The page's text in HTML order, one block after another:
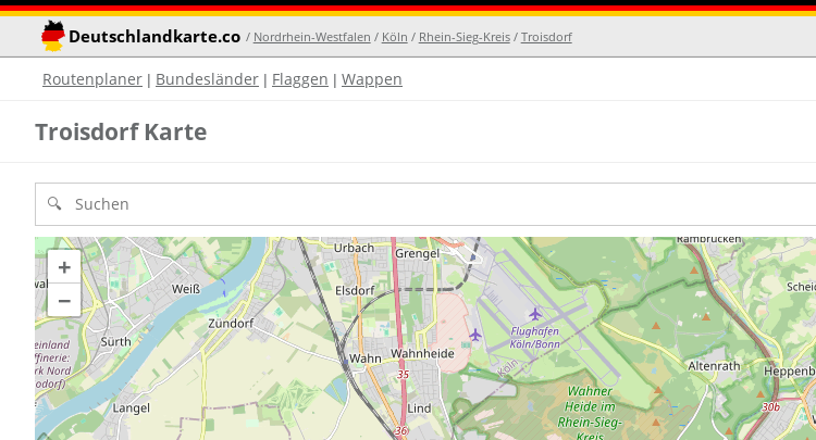
Deutschlandkarte.co / Nordrhein-Westfalen / Köln / Rhein-Sieg-Kreis/ Troisdorf
Routenplaner | Bundesländer | Flaggen | Wappen
Troisdorf Karte
+
−